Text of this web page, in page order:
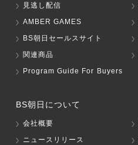
見逃し配信
AMBER GAMES
BS朝日セールスサイト
関連商品
Program Guide For Buyers
BS朝日について
会社概要
ニュースリリース